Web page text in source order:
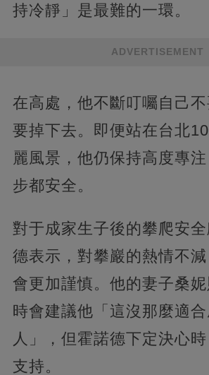
持冷靜」是最難的一環。
ADVERTISEMENT
在高處，他不斷叮囑自己
要掉下去。即便站在台北
麗風景，他仍保持高度專
步都安全。
對于成家生子後的攀爬安
德表示，對攀巖的熱情不
會更加謹慎。他的妻子桑
時會建議他「這沒那麼適
人」，但霍諾德下定決心
支持。